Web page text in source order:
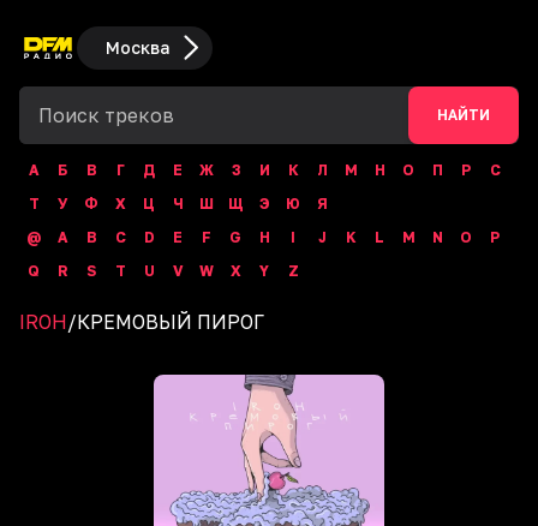
Москва
НАЙТИ
А Б В Г Д Е Ж З И К Л М Н О П Р
С
Т
У Ф Х Ц Ч Ш Щ Э Ю
Я
@
A B C D E F G H I J K L M N O
P
Q
R S T U V W X Y Z
IROH/КРЕМОВЫЙ ПИРОГ